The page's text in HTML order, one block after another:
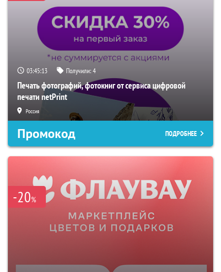
03:45:12 Получили:4
Печать фотографий, фотокниг от сервиса цифровой
печати netPrint
Россия
Промокод ПОДРОБНЕЕ
-20%